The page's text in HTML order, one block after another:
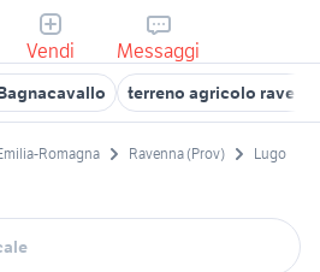
Vendi Messaggi
terreno agricolo
Romagna Ravenna (Prov) Lugo